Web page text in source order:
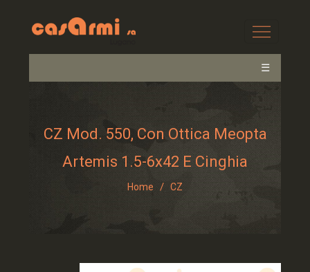
☰
CZ Mod. 550, Con Ottica Meopta
Artemis 1.5-6x42 E Cinghia
Home / CZ